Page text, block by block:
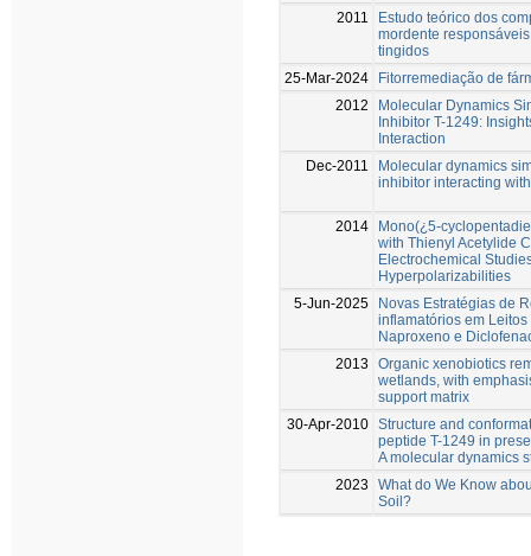
2011
Estudo teórico dos
mordente
tingidos
25-Mar-2024
Fitorremediação de
2012
Molecular Dynamics
Inhibitor T-1249:
Interaction
Dec-2011
Molecular dynamics
inhibitor interacting
2014
Mono(¿5-
with Thienyl Acetylide
Electrochemical
Hyperpolarizabilities
5-Jun-2025
Novas Estratégias de
inflamatórios em
Naproxeno e
2013
Organic xenobiotics
wetlands, with
support matrix
30-Apr-2010 Structure and
peptide T-1249 in
A molecular dynamics
2023
What do We Know
Soil?